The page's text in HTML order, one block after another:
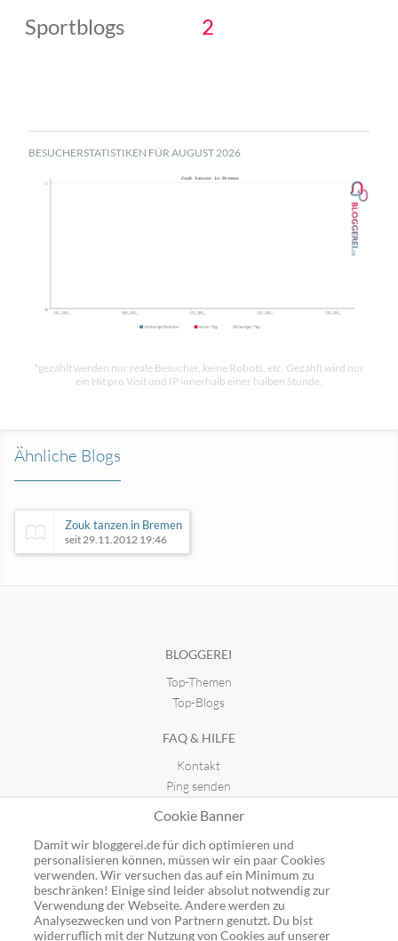
Sportblogs 2
BESUCHERSTATISTIKEN FÜR AUGUST 2026
*gezählt werden nur reale Besucher, keine Robots, etc. Gezählt wird nur
ein Hit pro Visit und IP innerhalb einer halben Stunde.
Ähnliche Blogs
Zouk tanzen in Bremen
seit 29.11.2012 19:46
RunRocket - Run Eat Life
BLOGGEREI
Top-Themen
Top-Blogs
FAQ & HILFE
Kontakt
Ping senden
GUTSCHEINE
Top-Gutscheine
Alle Shops
Cookie Banner
Damit wir bloggerei.de für dich optimieren und
personalisieren können, müssen wir ein paar Cookies
verwenden. Wir versuchen das auf ein Minimum zu
beschränken! Einige sind leider absolut notwendig zur
Verwendung der Webseite. Andere werden zu
Analysezwecken und von Partnern genutzt. Du bist
widerruflich mit der Nutzung von Cookies auf unserer